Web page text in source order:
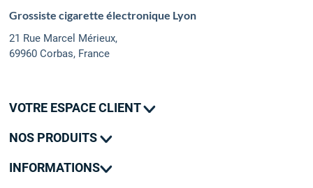
Grossiste cigarette électronique Lyon
21 Rue Marcel Mérieux,
69960 Corbas, France
VOTRE ESPACE CLIENT
Mes adresses
NOS PRODUITS
Nouveautés
INFORMATIONS